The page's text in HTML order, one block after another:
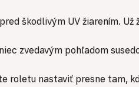
škodlivým UV žiarením.
zvedavým pohľadom
roletu nastaviť presne tam,